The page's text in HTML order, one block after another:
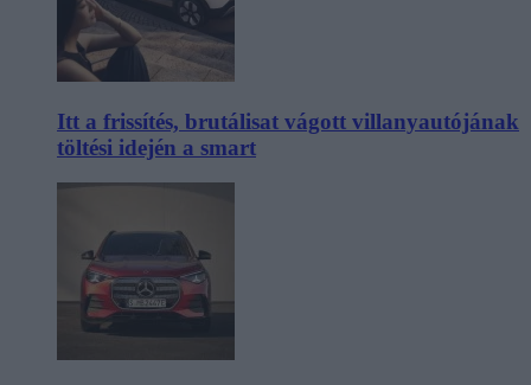
Itt a frissítés, brutálisat vágott villanyautójának
töltési idején a smart